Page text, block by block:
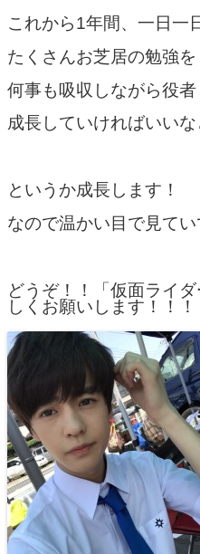
これから1年間、一日一
たくさんお芝居の勉強を
何事も吸収しながら役
成長していければいいな
というか成長します！
なので温かい目で見て
どうぞ！！「仮面ライ
しくお願いします！！！